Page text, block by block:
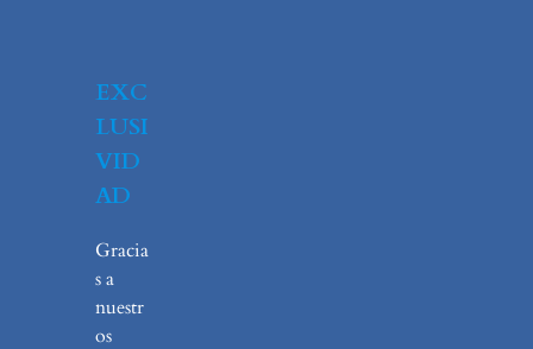
EXC
LUSI
VID
AD
Gracia
s a
nuestr
os